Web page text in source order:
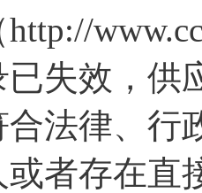
http://
已失效，供
合法律、行
或者存在直